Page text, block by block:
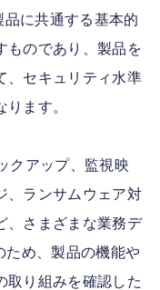
に共通する基本的
ものであり、製品を
、セキュリティ水準
ます。
クアップ、監視映
、ランサムウェア対
、さまざまな業務デ
ため、製品の機能や
取り組みを確認した